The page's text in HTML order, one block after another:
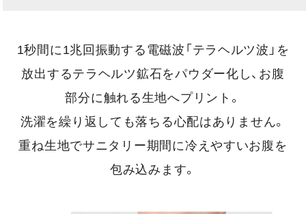
1秒間に1兆回振動する電磁波「テラヘルツ波」を
放出するテラヘルツ鉱石をパウダー化し、お腹
部分に触れる生地へプリント。
洗濯を繰り返しても落ちる心配はありません。
重ね生地でサニタリー期間に冷えやすいお腹を
包み込みます。